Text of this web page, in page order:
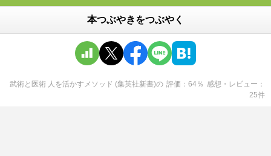
本つぶやきをつぶやく
武術と医術 人を活かすメソッド (集英社新書)の 評価 64％ 感想・レビュー
25件